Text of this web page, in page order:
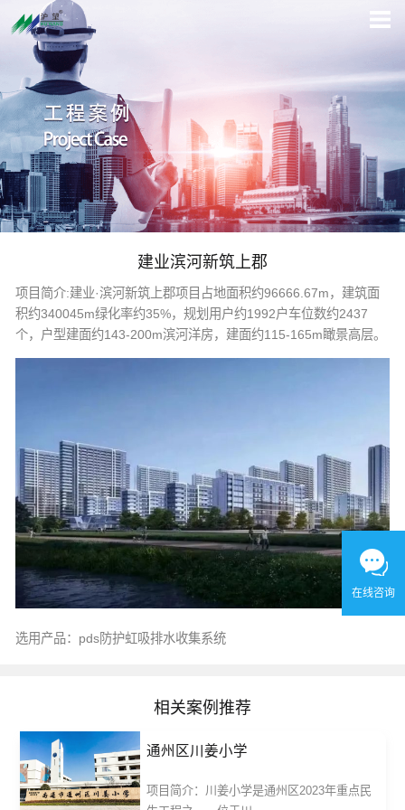
建业滨河新筑上郡
项目简介:建业·滨河新筑上郡项目占地面积约96666.67m，建筑面
积约340045m绿化率约35%，规划用户约1992户车位数约2437
个，户型建面约143-200m滨河洋房，建面约115-165m瞰景高层。
选用产品：pds防护虹吸排水收集系统
相关案例推荐
通州区川姜小学
项目简介：川姜小学是通州区2023年重点民
在线咨询